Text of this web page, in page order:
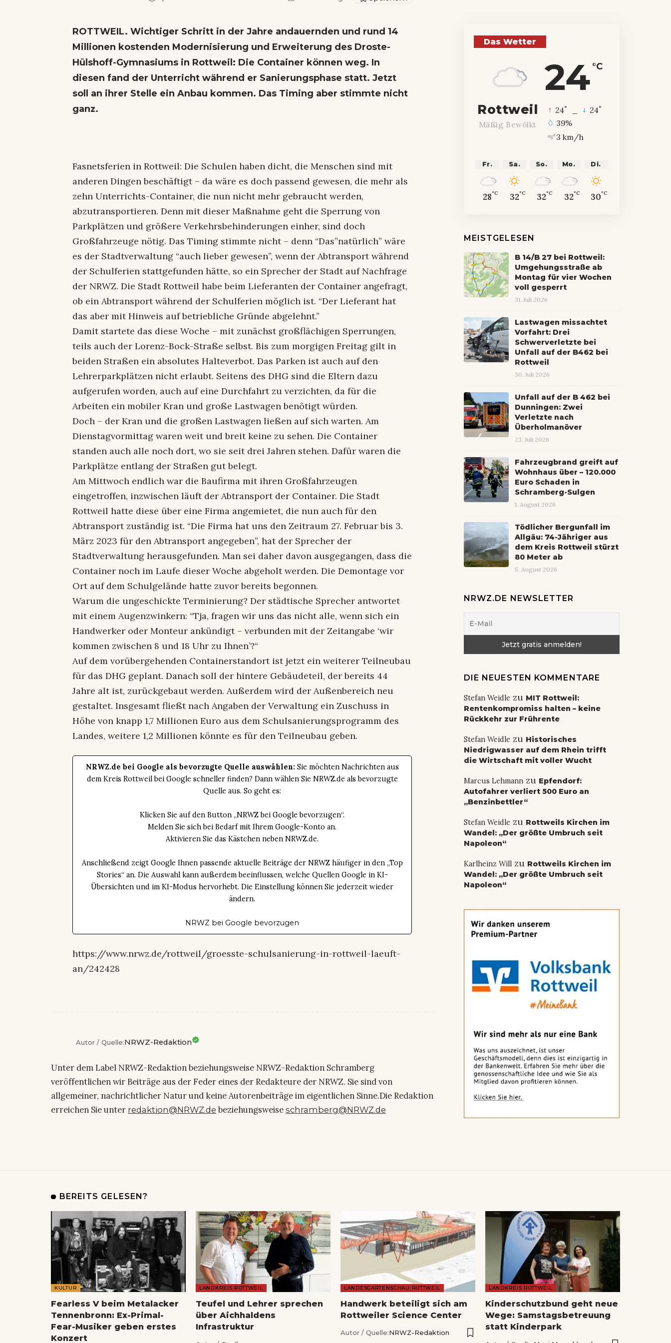
ROTTWEIL. Wichtiger Schritt in der Jahre andauernden und rund 14
Millionen kostenden Modernisierung und Erweiterung des Droste-
Hülshoff-Gymnasiums in Rottweil: Die Container können weg. In
diesen fand der Unterricht während er Sanierungsphase statt. Jetzt
soll an ihrer Stelle ein Anbau kommen. Das Timing aber stimmte nicht
ganz.
Fasnetsferien in Rottweil: Die Schulen haben dicht, die Menschen sind mit
anderen Dingen beschäftigt – da wäre es doch passend gewesen, die mehr als
zehn Unterrichts-Container, die nun nicht mehr gebraucht werden,
abzutransportieren. Denn mit dieser Maßnahme geht die Sperrung von
Parkplätzen und größere Verkehrsbehinderungen einher, sind doch
Großfahrzeuge nötig. Das Timing stimmte nicht – denn “Das”natürlich” wäre
es der Stadtverwaltung “auch lieber gewesen”, wenn der Abtransport während
der Schulferien stattgefunden hätte, so ein Sprecher der Stadt auf Nachfrage
der NRWZ. Die Stadt Rottweil habe beim Lieferanten der Container angefragt,
ob ein Abtransport während der Schulferien möglich ist. “Der Lieferant hat
das aber mit Hinweis auf betriebliche Gründe abgelehnt.”
Damit startete das diese Woche – mit zunächst großflächigen Sperrungen,
teils auch der Lorenz-Bock-Straße selbst. Bis zum morgigen Freitag gilt in
beiden Straßen ein absolutes Halteverbot. Das Parken ist auch auf den
Lehrerparkplätzen nicht erlaubt. Seitens des DHG sind die Eltern dazu
aufgerufen worden, auch auf eine Durchfahrt zu verzichten, da für die
Arbeiten ein mobiler Kran und große Lastwagen benötigt würden.
Doch – der Kran und die großen Lastwagen ließen auf sich warten. Am
Dienstagvormittag waren weit und breit keine zu sehen. Die Container
standen auch alle noch dort, wo sie seit drei Jahren stehen. Dafür waren die
Parkplätze entlang der Straßen gut belegt.
Am Mittwoch endlich war die Baufirma mit ihren Großfahrzeugen
eingetroffen, inzwischen läuft der Abtransport der Container. Die Stadt
Rottweil hatte diese über eine Firma angemietet, die nun auch für den
Abtransport zuständig ist. “Die Firma hat uns den Zeitraum 27. Februar bis 3.
März 2023 für den Abtransport angegeben”, hat der Sprecher der
Stadtverwaltung herausgefunden. Man sei daher davon ausgegangen, dass die
Container noch im Laufe dieser Woche abgeholt werden. Die Demontage vor
Ort auf dem Schulgelände hatte zuvor bereits begonnen.
Warum die ungeschickte Terminierung? Der städtische Sprecher antwortet
mit einem Augenzwinkern: “Tja, fragen wir uns das nicht alle, wenn sich ein
Handwerker oder Monteur ankündigt – verbunden mit der Zeitangabe ‘wir
kommen zwischen 8 und 18 Uhr zu Ihnen’?“
Auf dem vorübergehenden Containerstandort ist jetzt ein weiterer Teilneubau
für das DHG geplant. Danach soll der hintere Gebäudeteil, der bereits 44
Jahre alt ist, zurückgebaut werden. Außerdem wird der Außenbereich neu
gestaltet. Insgesamt fließt nach Angaben der Verwaltung ein Zuschuss in
Höhe von knapp 1,7 Millionen Euro aus dem Schulsanierungsprogramm des
Landes, weitere 1,2 Millionen könnte es für den Teilneubau geben.
NRWZ.de bei Google als bevorzugte Quelle auswählen: Sie möchten Nachrichten aus
dem Kreis Rottweil bei Google schneller finden? Dann wählen Sie NRWZ.de als bevorzugte
Quelle aus. So geht es:
Klicken Sie auf den Button „NRWZ bei Google bevorzugen“.
Melden Sie sich bei Bedarf mit Ihrem Google-Konto an.
Aktivieren Sie das Kästchen neben NRWZ.de.
Anschließend zeigt Google Ihnen passende aktuelle Beiträge der NRWZ häufiger in den „Top
Stories“ an. Die Auswahl kann außerdem beeinflussen, welche Quellen Google in KI-
Übersichten und im KI-Modus hervorhebt. Die Einstellung können Sie jederzeit wieder
ändern.
NRWZ bei Google bevorzugen
https://www.nrwz.de/rottweil/groesste-schulsanierung-in-rottweil-laeuft-
an/242428
Autor / Quelle:NRWZ-Redaktion
Unter dem Label NRWZ-Redaktion beziehungsweise NRWZ-Redaktion Schramberg
veröffentlichen wir Beiträge aus der Feder eines der Redakteure der NRWZ. Sie sind von
allgemeiner, nachrichtlicher Natur und keine Autorenbeiträge im eigentlichen Sinne.Die Redaktion
erreichen Sie unter redaktion@NRWZ.de beziehungsweise schramberg@NRWZ.de
Das Wetter
24 °C
Rottweil
Mäßig Bewölkt
24° 24°
39%
3 km/h
Fr.
28°C
Sa.
32°C
So.
32°C
Mo.
32°C
Di.
30°C
MEISTGELESEN
B 14/B 27 bei Rottweil:
Umgehungsstraße ab
Montag für vier Wochen
voll gesperrt
31. Juli 2026
Lastwagen missachtet
Vorfahrt: Drei
Schwerverletzte bei
Unfall auf der B462 bei
Rottweil
30. Juli 2026
Unfall auf der B 462 bei
Dunningen: Zwei
Verletzte nach
Überholmanöver
23. Juli 2026
Fahrzeugbrand greift auf
Wohnhaus über – 120.000
Euro Schaden in
Schramberg-Sulgen
1. August 2026
Tödlicher Bergunfall im
Allgäu: 74-Jähriger aus
dem Kreis Rottweil stürzt
80 Meter ab
5. August 2026
NRWZ.DE NEWSLETTER
DIE NEUESTEN KOMMENTARE
Stefan Weidle zu MIT Rottweil:
Rentenkompromiss halten – keine
Rückkehr zur Frührente
Stefan Weidle zu Historisches
Niedrigwasser auf dem Rhein trifft
die Wirtschaft mit voller Wucht
Marcus Lehmannzu Epfendorf:
Autofahrer verliert 500 Euro an
„Benzinbettler“
Stefan Weidle zu Rottweils Kirchen im
Wandel: „Der größte Umbruch seit
Napoleon“
Karlheinz Willzu Rottweils Kirchen im
Wandel: „Der größte Umbruch seit
Napoleon“
BEREITS GELESEN?
KULTUR
Fearless V beim Metalacker
Tennenbronn: Ex-Primal-
Fear-Musiker geben erstes
Konzert
LANDKREIS ROTTWEIL
Teufel und Lehrer sprechen
über Aichhaldens
Infrastruktur
LANDESGARTENSCHAU ROTTWEIL
Handwerk beteiligt sich am
Rottweiler Science Center
Autor / Quelle:NRWZ-Redaktion
LANDKREIS ROTTWEIL
Kinderschutzbund geht neue
Wege: Samstagsbetreuung
statt Kinderpark